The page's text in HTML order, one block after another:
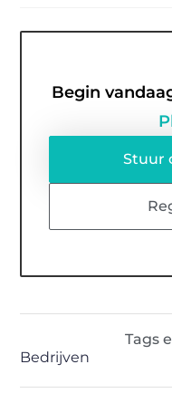
Begin
Stuur
Tags
Bedrijven